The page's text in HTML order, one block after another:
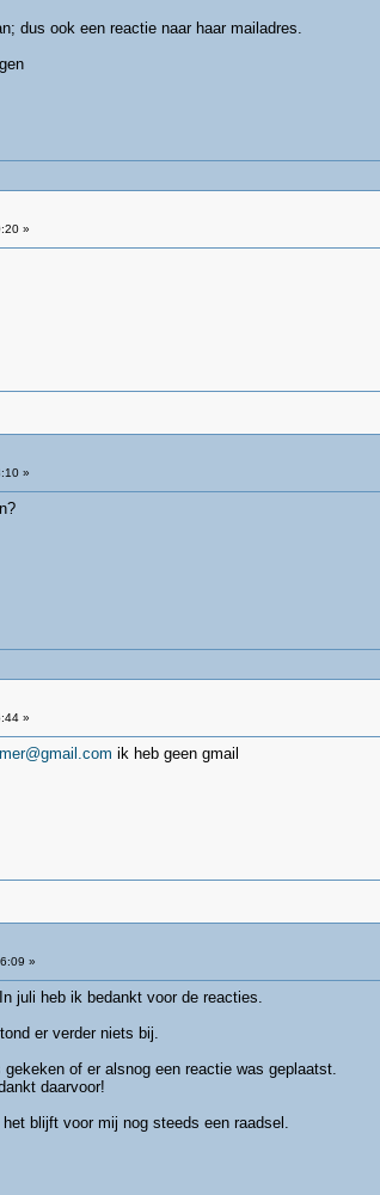
dus ook een reactie naar haar mailadres.
»
»
»
ik heb geen gmail
»
juli heb ik bedankt voor de reacties.
er verder niets bij.
of er alsnog een reactie was geplaatst.
daarvoor!
blijft voor mij nog steeds een raadsel.